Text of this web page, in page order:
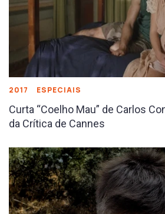
2017 ESPECIAIS
Curta “Coelho Mau” de Carlos
da Crítica de Cannes